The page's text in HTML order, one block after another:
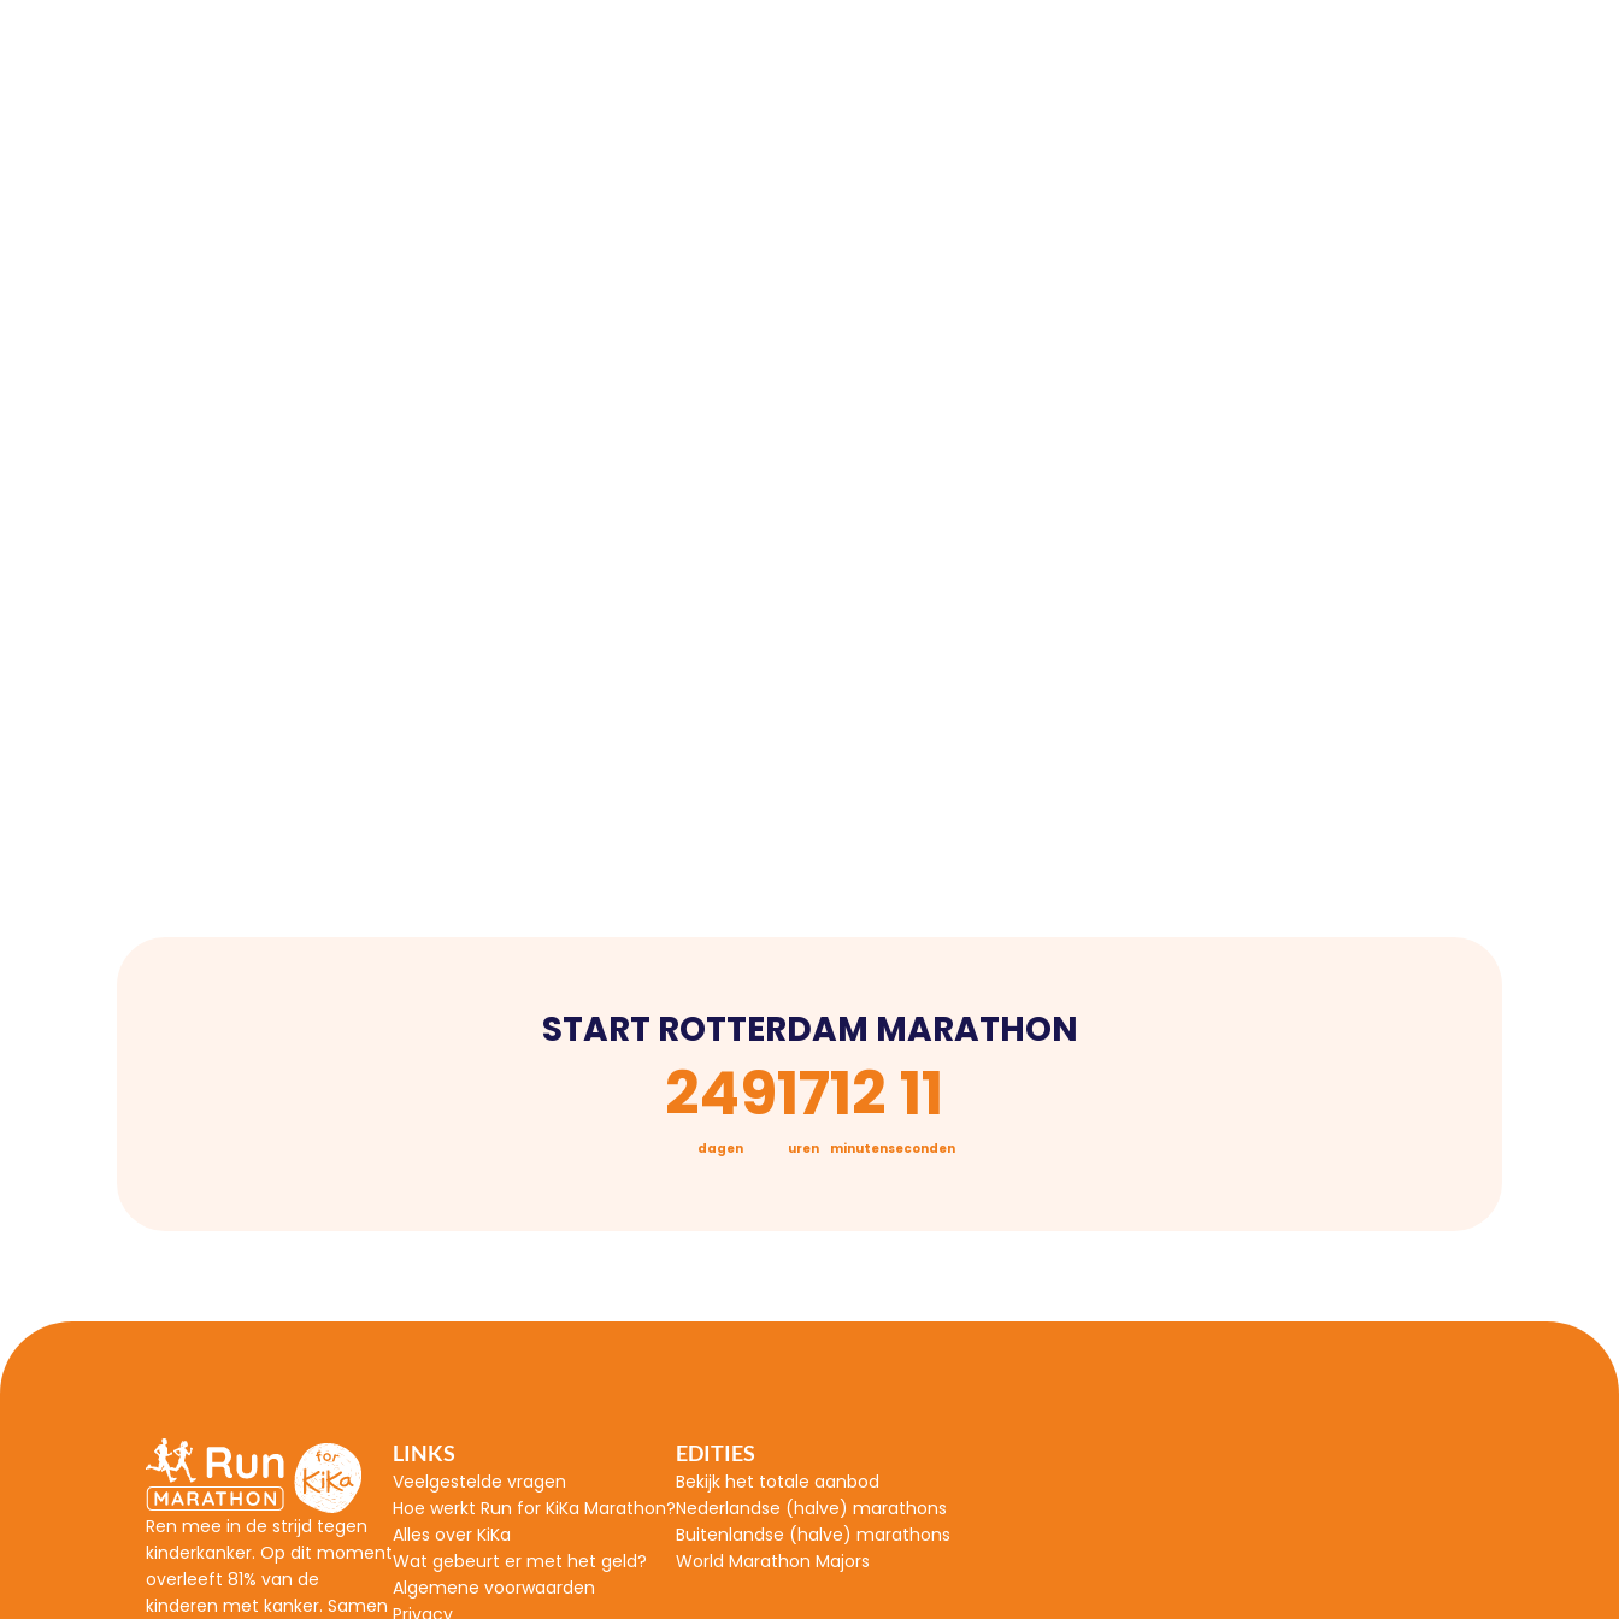
START ROTTERDAM MARATHON
249
dagen
17
uren
12
minuten
11
seconden
Ren mee in de strijd tegen
kinderkanker. Op dit moment
overleeft 81% van de
kinderen met kanker. Samen
LINKS
Veelgestelde vragen
Hoe werkt Run for KiKa Marathon?
Alles over KiKa
Wat gebeurt er met het geld?
Algemene voorwaarden
Privacy
EDITIES
Bekijk het totale aanbod
Nederlandse (halve) marathons
Buitenlandse (halve) marathons
World Marathon Majors